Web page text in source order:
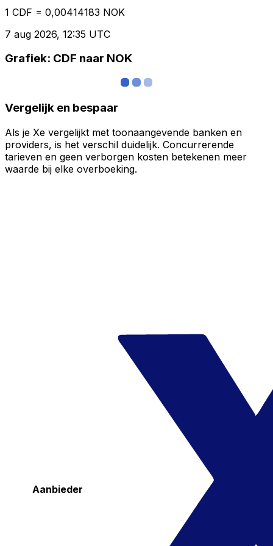
1 CDF = 0,00414183 NOK
7 aug 2026, 12:35 UTC
Grafiek: CDF naar NOK
Vergelijk en bespaar
Als je Xe vergelijkt met toonaangevende banken en
providers, is het verschil duidelijk. Concurrerende
tarieven en geen verborgen kosten betekenen meer
waarde bij elke overboeking.
Aanbieder